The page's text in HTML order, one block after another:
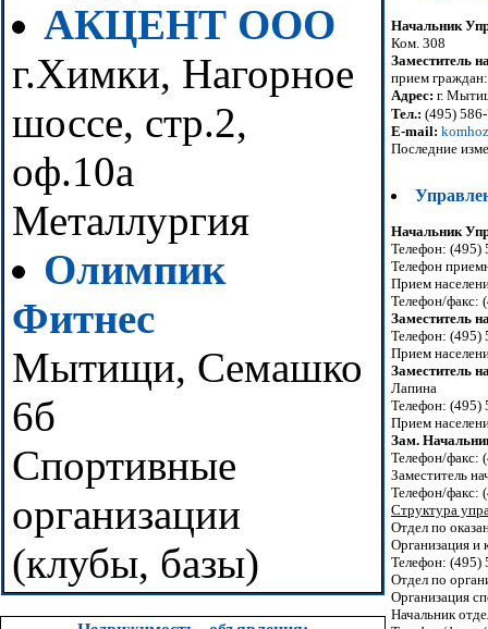
АКЦЕНТ ООО
г.Химки, Нагорное
шоссе, стр.2,
оф.10а
Металлургия
Олимпик
Фитнес
Мытищи, Семашко
6б
Спортивные
организации
(клубы, базы)
Начальник
Ком. 308
Заместитель
прием
Адрес: г.
Тел.: (495)
E-mail:
Последние
Начальник
Телефон: (495)
Телефон
Прием
Телефон/факс:
Заместитель
Телефон: (495)
Прием
Заместитель
Лапина
Телефон: (495)
Прием
Зам.
Телефон/факс:
Заместитель
Телефон/факс:
Структура
Отдел по
Организация и
Телефон: (495)
Отдел по
Организация
Начальник